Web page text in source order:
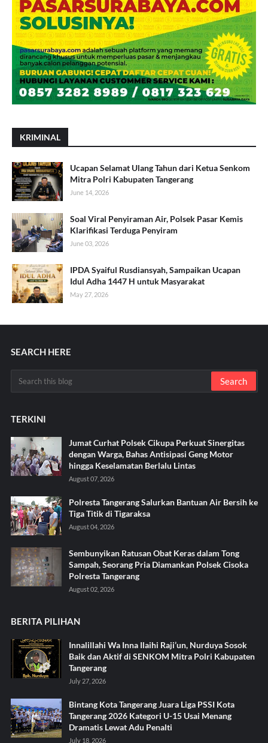
KRIMINAL
Ucapan Selamat Ulang Tahun dari Ketua Senkom
Mitra Polri Kabupaten Tangerang
June 14, 2026
Soal Viral Penyiraman Air, Polsek Pasar Kemis
Klarifikasi Terduga Penyiram
June 03, 2026
IPDA Syaiful Rusdiansyah, Sampaikan Ucapan
Idul Adha 1447 H untuk Masyarakat
May 27, 2026
SEARCH HERE
TERKINI
Jumat Curhat Polsek Cikupa Perkuat Sinergitas
dengan Warga, Bahas Antisipasi Geng Motor
hingga Keselamatan Berlalu Lintas
August 07, 2026
Polresta Tangerang Salurkan Bantuan Air Bersih ke
Tiga Titik di Tigaraksa ‎
August 04, 2026
Sembunyikan Ratusan Obat Keras dalam Tong
Sampah, Seorang Pria Diamankan Polsek Cisoka
Polresta Tangerang
August 02, 2026
BERITA PILIHAN
Innalillahi Wa Inna Ilaihi Raji’un, Nurduya Sosok
Baik dan Aktif di SENKOM Mitra Polri Kabupaten
Tangerang
July 27, 2026
Bintang Kota Tangerang Juara Liga PSSI Kota
Tangerang 2026 Kategori U-15 Usai Menang
Dramatis Lewat Adu Penalti
July 18, 2026